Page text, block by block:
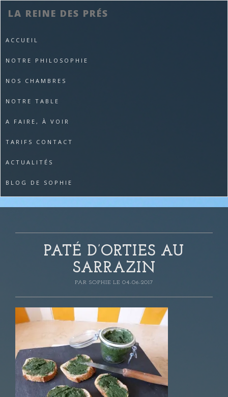
LA REINE DES PRÉS
ACCUEIL
NOTRE PHILOSOPHIE
NOS CHAMBRES
NOTRE TABLE
A FAIRE, À VOIR
TARIFS CONTACT
ACTUALITÉS
BLOG DE SOPHIE
PATÉ D’ORTIES AU
SARRAZIN
PAR SOPHIE LE 04-06-2017